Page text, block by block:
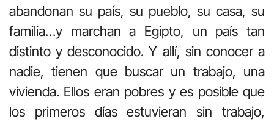
abandonan su país, su pueblo, su casa, su
familia…y marchan a Egipto, un país tan
distinto y desconocido. Y allí, sin conocer a
nadie, tienen que buscar un trabajo, una
vivienda. Ellos eran pobres y es posible que
los primeros días estuvieran sin trabajo,